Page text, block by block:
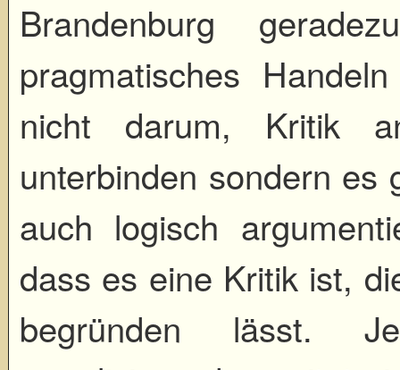
Brandenburg
pragmatisches
nicht darum, Kritik
unterbinden sondern
auch logisch
dass es eine Kritik ist,
begründen lässt.